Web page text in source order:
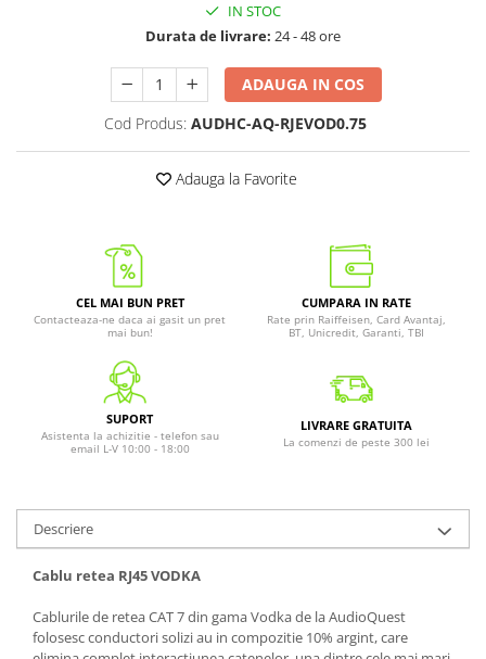
IN STOC
Durata de livrare: 24 - 48 ore
ADAUGA IN COS
Cod Produs: AUDHC-AQ-RJEVOD0.75
Adauga la Favorite
CEL MAI BUN PRET
Contacteaza-ne daca ai gasit un pret
mai bun!
CUMPARA IN RATE
Rate prin Raiffeisen, Card Avantaj,
BT, Unicredit, Garanti, TBI
SUPORT
Asistenta la achizitie - telefon sau
email L-V 10:00 - 18:00
LIVRARE GRATUITA
La comenzi de peste 300 lei
Descriere
Cablu retea RJ45 VODKA
Cablurile de retea CAT 7 din gama Vodka de la AudioQuest
folosesc conductori solizi au in compozitie 10% argint, care